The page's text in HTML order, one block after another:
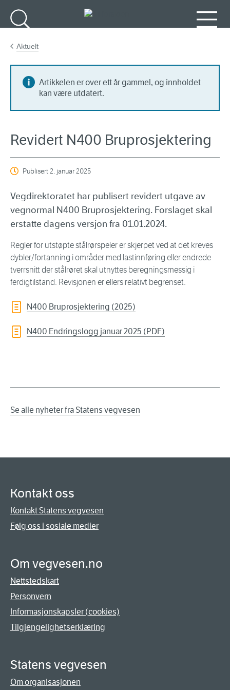
Aktuelt
Artikkelen er over ett år gammel, og innholdet
kan være utdatert.
Revidert N400 Bruprosjektering
Publisert2. januar 2025
Vegdirektoratet har publisert revidert utgave av
vegnormal N400 Bruprosjektering. Forslaget skal
erstatte dagens versjon fra 01.01.2024.
Regler for utstøpte stålrørspeler er skjerpet ved at det kreves
dybler/fortanning i områder med lastinnføring eller endrede
tverrsnitt der stålrøret skal utnyttes beregningsmessig i
ferdigtilstand. Revisjonen er ellers relativt begrenset.
N400 Bruprosjektering (2025)
N400 Endringslogg januar 2025 (PDF)
Se alle nyheter fra Statens vegvesen
Kontakt oss
Kontakt Statens vegvesen
Følg oss i sosiale medier
Om vegvesen.no
Nettstedskart
Personvern
Informasjonskapsler (cookies)
Tilgjengelighetserklæring
Statens vegvesen
Om organisasjonen